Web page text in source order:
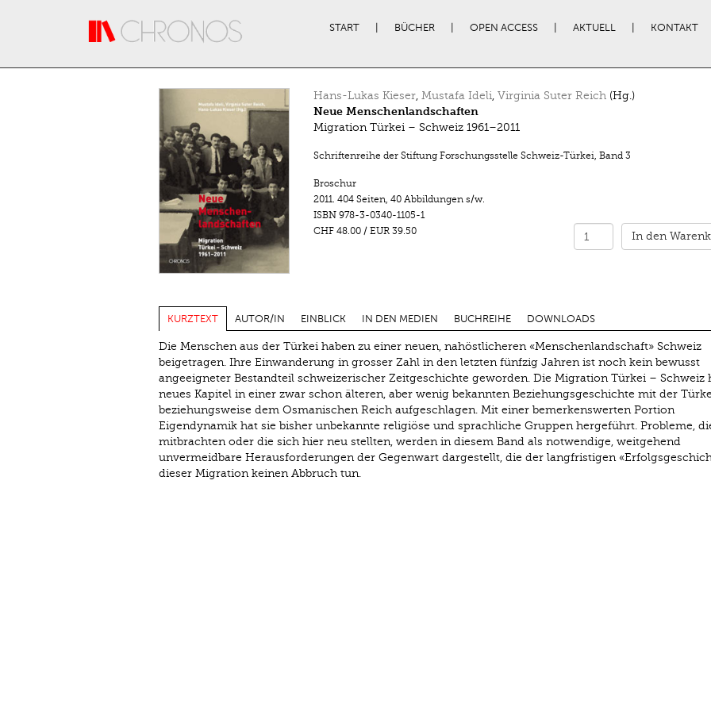
START BÜCHER OPEN ACCESS AKTUELL KONTAKT
Hans-Lukas Kieser, Mustafa Ideli, Virginia Suter Reich(Hg.)
Neue Menschenlandschaften
Migration Türkei – Schweiz 1961–2011
Schriftenreihe der Stiftung Forschungsstelle Schweiz-Türkei, Band 3
Broschur
2011. 404 Seiten, 40 Abbildungen s/w.
ISBN 978-3-0340-1105-1
CHF 48.00/ EUR 39.50 In den
KURZTEXT AUTOR/IN EINBLICK IN DEN MEDIEN BUCHREIHE DOWNLOADS
Die Menschen aus der Türkei haben zu einer neuen, nahöstlicheren «Menschenlandschaft» Schweiz
beigetragen. Ihre Einwanderung in grosser Zahl in den letzten fünfzig Jahren ist noch kein bewusst
angeeigneter Bestandteil schweizerischer Zeitgeschichte geworden. Die Migration Türkei – Schweiz
neues Kapitel in einer zwar schon älteren, aber wenig bekannten Beziehungsgeschichte mit der
beziehungsweise dem Osmanischen Reich aufgeschlagen. Mit einer bemerkenswerten Portion
Eigendynamik hat sie bisher unbekannte religiöse und sprachliche Gruppen hergeführt. Probleme,
mitbrachten oder die sich hier neu stellten, werden in diesem Band als notwendige, weitgehend
unvermeidbare Herausforderungen der Gegenwart dargestellt, die der langfristigen
dieser Migration keinen Abbruch tun.